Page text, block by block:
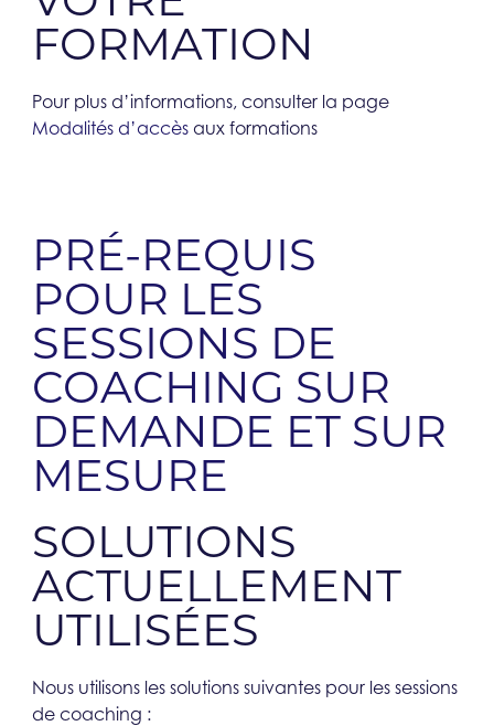
FORMATION​
Pour plus d’informations, consulter la page
Modalités d’accès aux formations
PRÉ-REQUIS
POUR LES
SESSIONS DE
COACHING SUR
DEMANDE ET SUR
MESURE
SOLUTIONS
ACTUELLEMENT
UTILISÉES​
Nous utilisons les solutions suivantes pour les sessions
de coaching :